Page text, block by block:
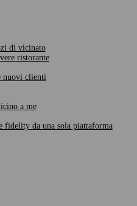
di vicinato
ristorante
nuovi clienti
a me
fidelity da una sola piattaforma